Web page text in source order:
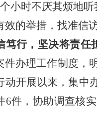
小时不厌其烦地
效的举措，找准信
笃行，坚决将责任
件办理工作制度，
动开展以来，集中
6件，协助调查核